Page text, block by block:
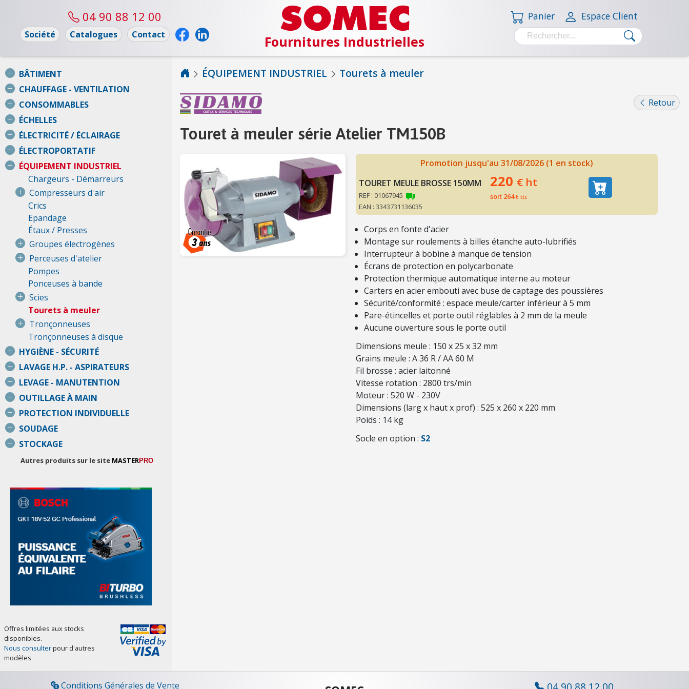
04 90 88 12 00
Société Catalogues Contact Fournitures Industrielles
Panier Espace Client
BÂTIMENT
CHAUFFAGE - VENTILATION
CONSOMMABLES
ÉCHELLES
ÉLECTRICITÉ / ÉCLAIRAGE
ÉLECTROPORTATIF
ÉQUIPEMENT INDUSTRIEL
Chargeurs - Démarreurs
Compresseurs d'air
Crics
Epandage
Étaux / Presses
Groupes électrogènes
Perceuses d'atelier
Pompes
Ponceuses à bande
Scies
Tourets à meuler
Tronçonneuses
Tronçonneuses à disque
HYGIÈNE - SÉCURITÉ
LAVAGE H.P. - ASPIRATEURS
LEVAGE - MANUTENTION
OUTILLAGE À MAIN
PROTECTION INDIVIDUELLE
SOUDAGE
STOCKAGE
Autres produits sur le site MASTERPRO
Offres limitées aux stocks
disponibles.
Nous consulterpour d'autres
modèles
ÉQUIPEMENT INDUSTRIEL Tourets à meuler
Retour
Touret à meuler série Atelier TM150B
Promotion jusqu'au 31/08/2026 (1 en stock)
TOURET MEULE BROSSE 150MM
REF : 01067945
EAN : 3343731136035
220 € ht
soit 264€ ttc
Corps en fonte d'acier
Montage sur roulements à billes étanche auto-lubrifiés
Interrupteur à bobine à manque de tension
Écrans de protection en polycarbonate
Protection thermique automatique interne au moteur
Carters en acier embouti avec buse de captage des poussières
Sécurité/conformité : espace meule/carter inférieur à 5 mm
Pare-étincelles et porte outil réglables à 2 mm de la meule
Aucune ouverture sous le porte outil
Dimensions meule : 150 x 25 x 32 mm
Grains meule : A 36 R / AA 60 M
Fil brosse : acier laitonné
Vitesse rotation : 2800 trs/min
Moteur : 520 W - 230V
Dimensions (larg x haut x prof) : 525 x 260 x 220 mm
Poids : 14 kg
Socle en option : S2
Conditions Générales de Vente